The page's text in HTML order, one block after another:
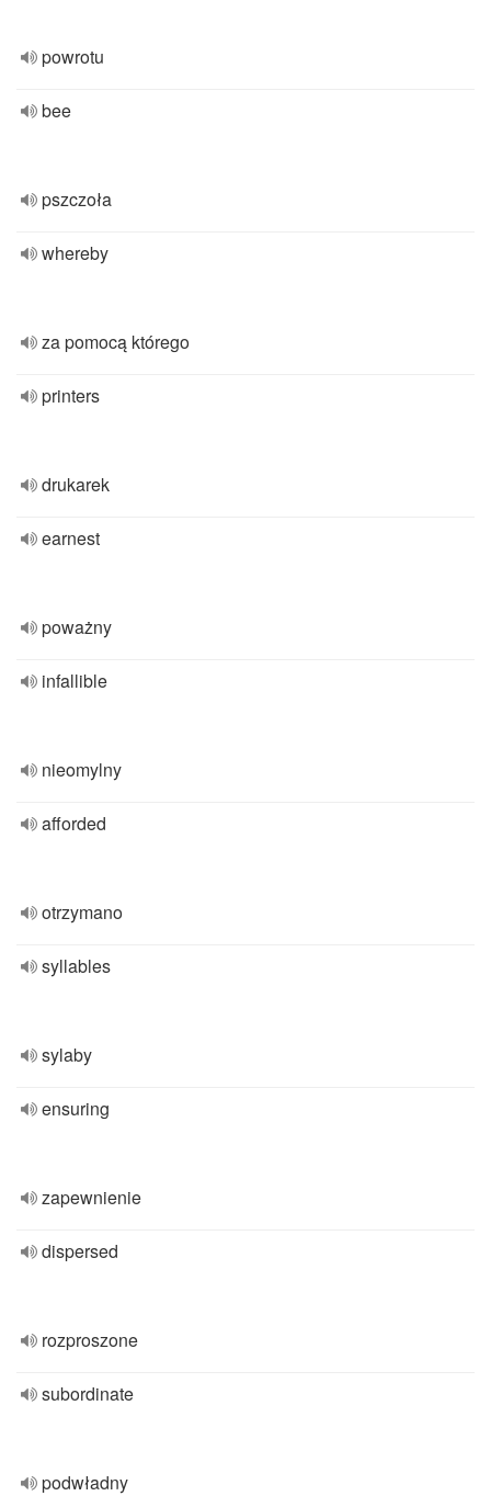
powrotu
bee
pszczoła
whereby
za pomocą którego
printers
drukarek
earnest
poważny
infallible
nieomylny
afforded
otrzymano
syllables
sylaby
ensuring
zapewnienie
dispersed
rozproszone
subordinate
podwładny